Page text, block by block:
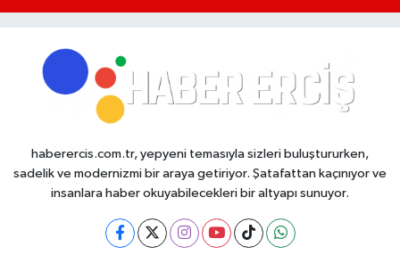
haberercis.com.tr, yepyeni temasıyla sizleri buluştururken,
sadelik ve modernizmi bir araya getiriyor. Şatafattan kaçınıyor ve
insanlara haber okuyabilecekleri bir altyapı sunuyor.